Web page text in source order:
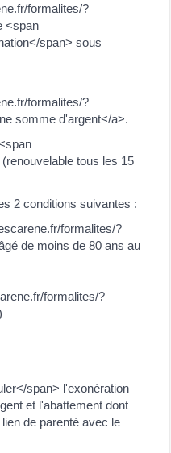
formalites/?
<span
span> sous
formalites/?
somme d'argent</a>.
tous les 15
2 conditions suivantes :
formalites/?
de moins de 80 ans au
formalites/?
span> l'exonération
et l'abattement dont
de parenté avec le